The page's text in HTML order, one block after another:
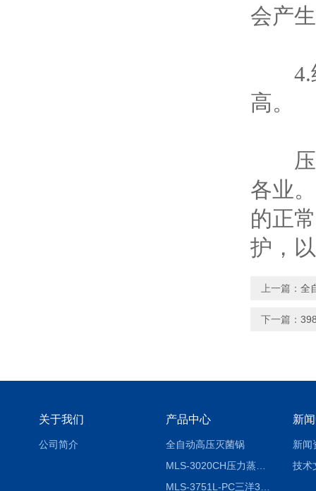
会产
4.经
高。
压力
各业
的正
护，
上一篇： 全
下一篇：
关于我们
公司简介
产品中心
全自动高压灭菌锅
MLS-3020CH压力蒸汽灭菌器
新
新闻
技术